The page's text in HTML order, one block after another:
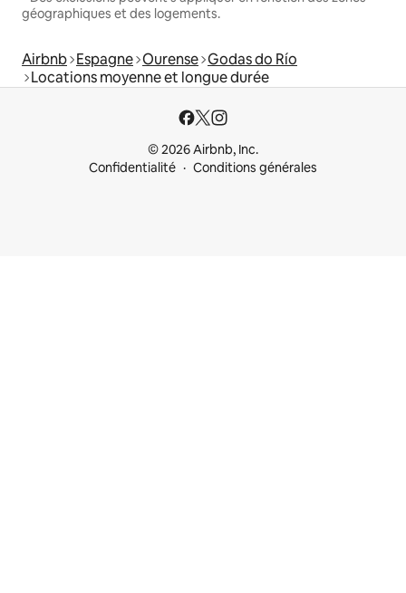
géographiques et des logements.
Airbnb Espagne Ourense Godas do Río
Locations moyenne et longue durée
© 2026 Airbnb, Inc.
Confidentialité
Conditions générales